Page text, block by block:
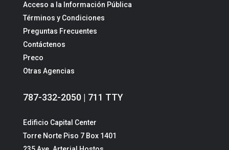
Acceso a la Información Pública
Términos y Condiciones
Preguntas Frecuentes
Contáctenos
Preco
Otras Agencias
787-332-2050 | 711 TTY
Edificio Capital Center
Torre Norte Piso 7 Box 1401